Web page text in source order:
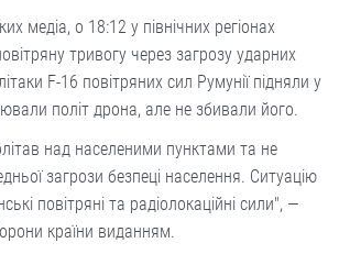
медіа, о 18:12 у північних регіонах
тривогу через загрозу ударних
F-16 повітряних сил Румунії підняли у
політ дрона, але не збивали його.
над населеними пунктами та не
загрози безпеці населення. Ситуацію
повітряні та радіолокаційні сили", —
країни виданням.